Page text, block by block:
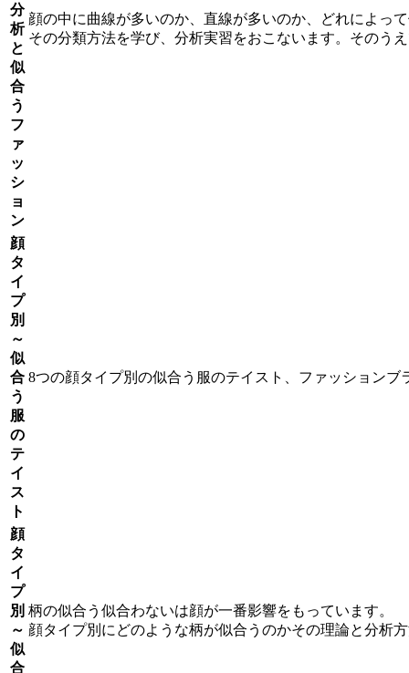
分
析
と
似
合
う
フ
ァ
ッ
シ
ョ
ン
顔の中に曲線が多いのか、直線が多いのか、どれによっ
その分類方法を学び、分析実習をおこないます。そのう
顔
タ
イ
プ
別
～
似
合
う
服
の
テ
イ
ス
ト
8つの顔タイプ別の似合う服のテイスト、ファッション
顔
タ
イ
プ
別
～
似
合
柄の似合う似合わないは顔が一番影響をもっています。
顔タイプ別にどのような柄が似合うのかその理論と分析